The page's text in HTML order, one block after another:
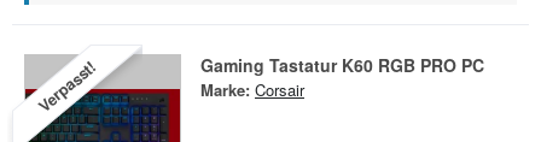
Verpasst! Gaming Tastatur K60 RGB PRO PC
Marke: Corsair